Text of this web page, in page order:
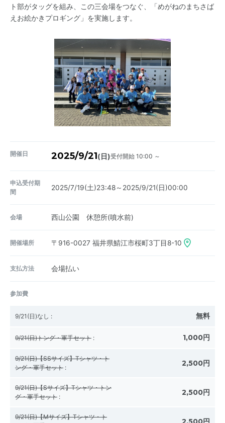
ト部がタッグを組み、この三会場をつなぐ、「めがねのまちさば
えお絵かきプロギング」を実施します。
開催日 2025/9/21(日)受付開始 10:00 ～
申込受付期
間
2025/7/19(土)23:48～2025/9/21(日)00:00
会場 西山公園 休憩所(噴水前)
開催場所 〒916-0027 福井県鯖江市桜町3丁目8-10
支払方法 会場払い
参加費
9/21(日)なし : 無料
9/21(日)トング・軍手セット : 1,000円
9/21(日)【SSサイズ】Tシャツ・ト
ング・軍手セット : 2,500円
9/21(日)【Sサイズ】Tシャツ・トン
グ・軍手セット : 2,500円
9/21(日)【Mサイズ】Tシャツ・ト